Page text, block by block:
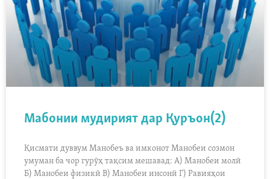
Мабонии мудирият дар Қуръон(2)
Қисмати дуввум Манобеъ ва имконот Манобеи созмон
умуман ба чор гурӯҳ тақсим мешавад: А) Манобеи молӣ
Б) Манобеи физикӣ В) Манобеи инсонӣ Г) Равияҳои